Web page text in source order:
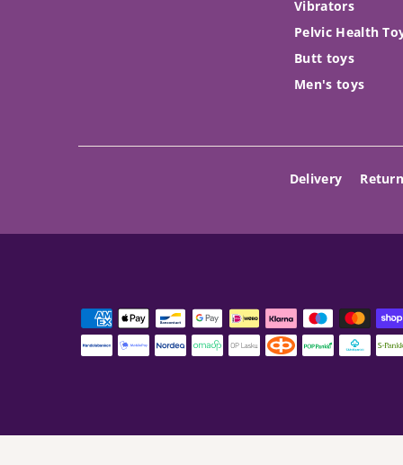
Vibrators
Pelvic Health
Butt toys
Men's toys
Delivery